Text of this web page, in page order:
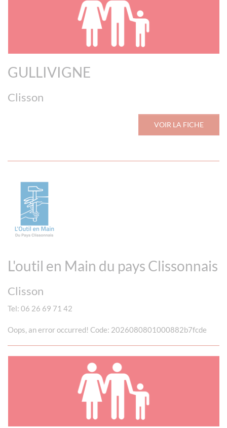
GULLIVIGNE
Clisson
VOIR LA FICHE
L'outil en Main du pays Clissonnais
Clisson
Tel: 06 26 69 71 42
Oops, an error occurred! Code: 2026080801000882b7fcde